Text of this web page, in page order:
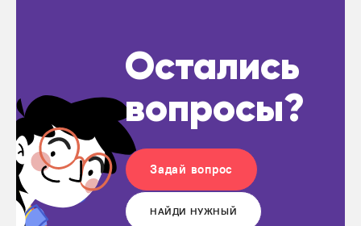
Остались
вопросы?
Задай вопрос
НАЙДИ НУЖНЫЙ